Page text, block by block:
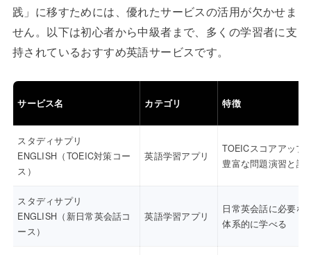
践」に移すためには、優れたサービスの活用が欠かせま
せん。以下は初心者から中級者まで、多くの学習者に支
持されているおすすめ英語サービスです。
サービス名 カテゴリ 特徴
スタディサプリ
ENGLISH（TOEIC対策コー
ス）
英語学習アプリ
TOEICスコアアップ
豊富な問題演習と講
スタディサプリ
ENGLISH（新日常英会話コ
ース）
英語学習アプリ
日常英会話に必要な
体系的に学べる